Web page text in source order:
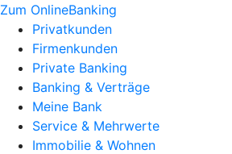
Zum OnlineBanking
Privatkunden
Firmenkunden
Private Banking
Banking & Verträge
Meine Bank
Service & Mehrwerte
Immobilie & Wohnen